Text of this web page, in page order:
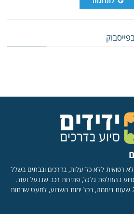
רפואית ללא כל עלות, בדרכים ובבתים בשלל
בהחלפת גלגל, פתיחת רכב שננעל ועוד.
הארגון מספק עזרה לזולת 24 שעות ביממה, בכל ימות השבוע, למעט שבתות